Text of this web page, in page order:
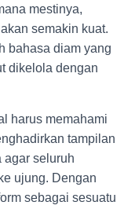
mestinya,
semakin kuat.
bahasa diam yang
dikelola dengan
harus memahami
tampilan
agar seluruh
ujung. Dengan
sebagai sesuatu